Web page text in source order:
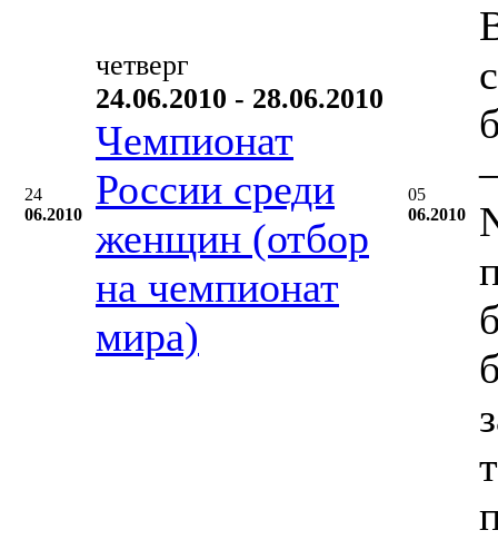
24
06.2010
четверг
24.06.2010 - 28.06.2010
Чемпионат
России среди
женщин (отбор
на чемпионат
мира)
05
06.2010